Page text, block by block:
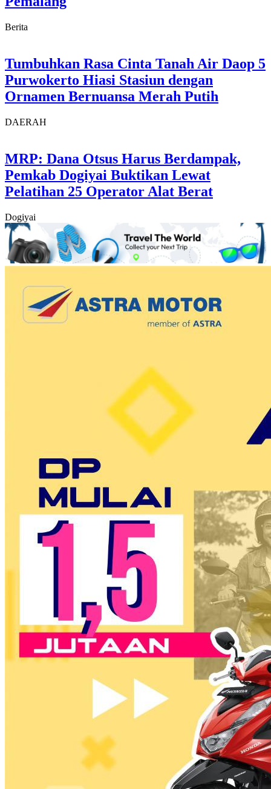
Berita
Tumbuhkan Rasa Cinta Tanah Air Daop 5
Purwokerto Hiasi Stasiun dengan
Ornamen Bernuansa Merah Putih
DAERAH
MRP: Dana Otsus Harus Berdampak,
Pemkab Dogiyai Buktikan Lewat
Pelatihan 25 Operator Alat Berat
Dogiyai